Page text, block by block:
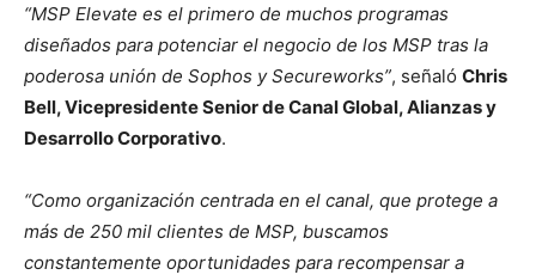
“MSP Elevate es el primero de muchos programas
diseñados para potenciar el negocio de los MSP tras la
poderosa unión de Sophos y Secureworks”, señaló Chris
Bell, Vicepresidente Senior de Canal Global, Alianzas y
Desarrollo Corporativo.
“Como organización centrada en el canal, que protege a
más de 250 mil clientes de MSP, buscamos
constantemente oportunidades para recompensar a